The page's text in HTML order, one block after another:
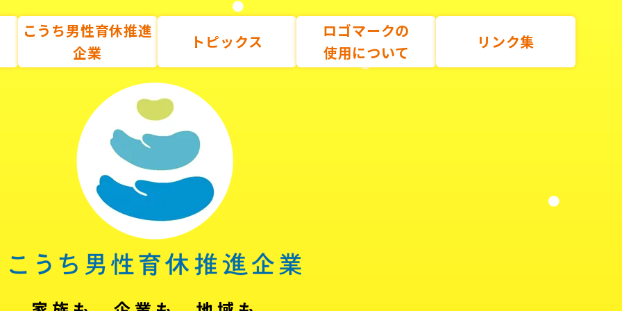
こうち男性育休推進
企業
トピックス
ロゴマークの
使用について
リンク集